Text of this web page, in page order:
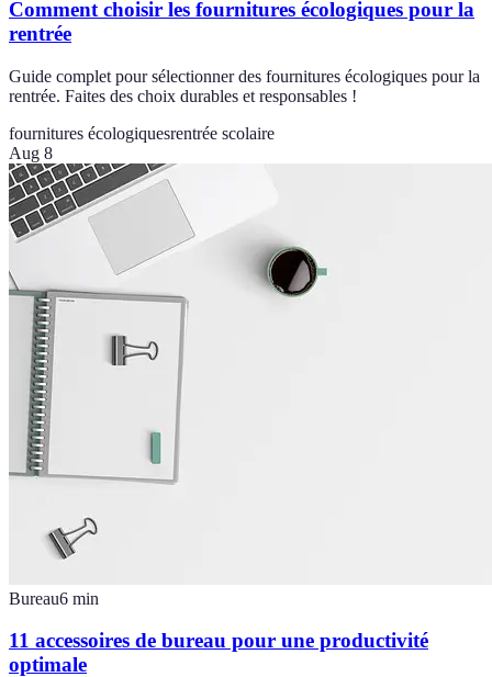
Comment choisir les fournitures écologiques pour la
rentrée
Guide complet pour sélectionner des fournitures écologiques pour la
rentrée. Faites des choix durables et responsables !
fournitures écologiquesrentrée scolaire
Aug 8
Bureau6 min
11 accessoires de bureau pour une productivité
optimale